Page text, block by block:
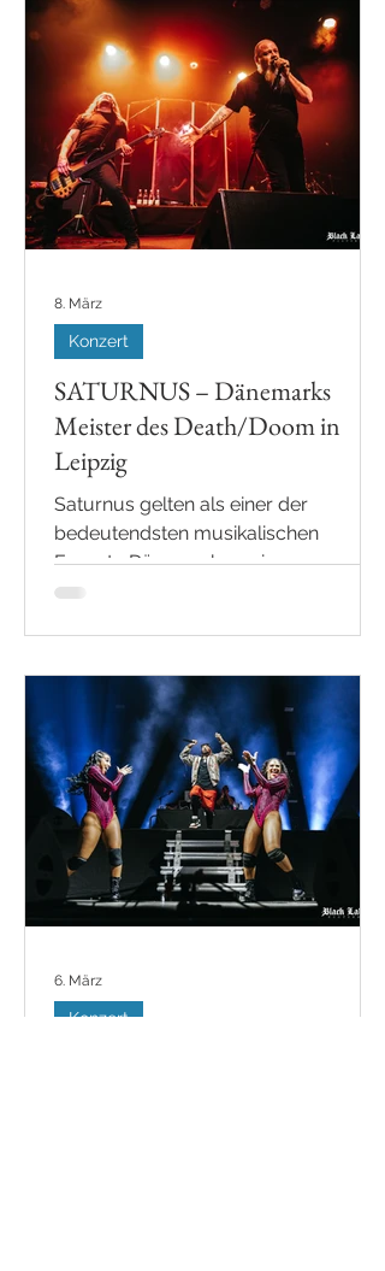
um Peter und sein Team anzutreffen.
Klar, Fotos waren auch wieder drin.
Ein wirklich schöner Abend. Danke
dafür. Hier findet ihr auch noch ein
Kurzvideo auf meinem Instagram-
Kanal.
SATURNUS – Dänemarks
Meister des Death/Doom in
Leipzig
Saturnus gelten als einer der
bedeutendsten musikalischen
Exporte Dänemarks – eine
Death/Doom-Institution, die 1993 in
Verehrung genießt. Seit über drei
Jahrzehnten erschafft die Band einige
der emotional erschütterndsten,
majestätisch schweren und zugleich
zutiefst gefühlvollen Werke des
Genres. Von düsteren Riffs über
erhabene Melodien bis hin zu ihrem
charakteristischen Mix aus harschen,
klaren und gesproc
Konzert
8. März
Konzert
6. März